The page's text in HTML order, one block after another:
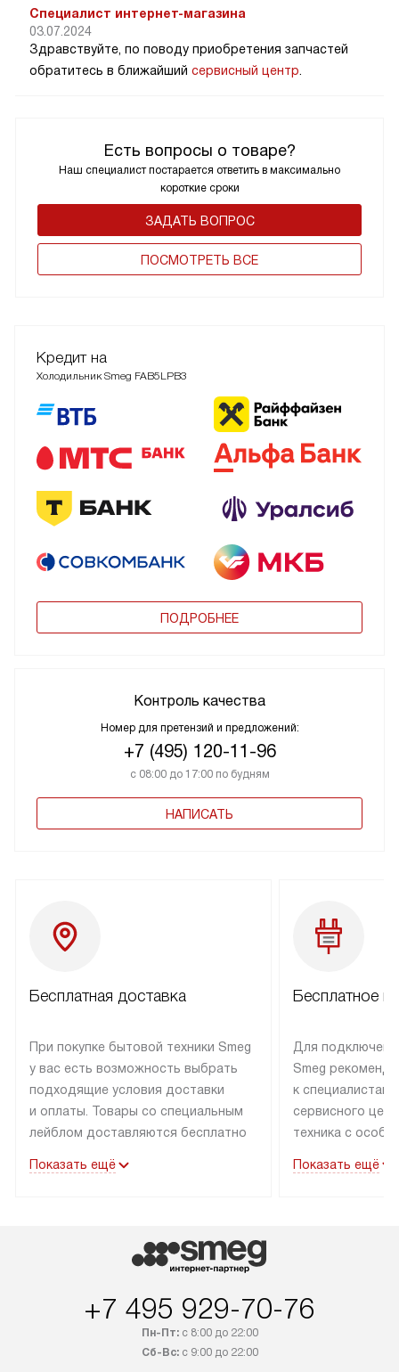
Есть вопросы о товаре?
Наш специалист постарается ответить в максимально
короткие сроки
ЗАДАТЬ ВОПРОС
ПОCМОТРЕТЬ ВСЕ
Специалист интернет-магазина
03.07.2024
Здравствуйте, по поводу приобретения запчастей
обратитесь в ближайший сервисный центр
Кредит на
Холодильник Smeg FAB5LPB3
ПОДРОБНЕЕ
Контроль качества
Номер для претензий и предложений:
+7 (495) 120-11-96
с 08:00 до 17:00 по будням
НАПИСАТЬ
Бесплатная доставка
При покупке бытовой техники Smeg
у вас есть возможность выбрать
подходящие условия доставки
и оплаты. Товары со специальным
лейблом доставляются бесплатно
до подъезда. Доставка за пределы
маркировку «в наличии», может
быть отправлен покупателю
в Санкт-Петербург и другие
регионы осуществляется через
транспортные компании. После
Показать ещё
Бесплатное
Для
Smeg
к специалистам
сервисного
техника с
коммуникациям.
подключения к
Показать ещё
+7 495 929-70-76
Пн-Пт:с 8:00 до 22:00
Сб-Вс:с 9:00 до 22:00